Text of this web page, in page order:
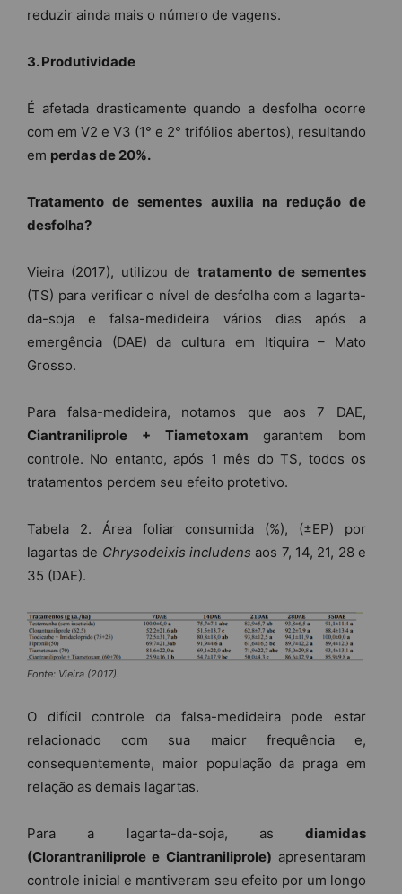
reduzir ainda mais o número de vagens.
3. Produtividade
É afetada drasticamente quando a desfolha ocorre
com em V2 e V3 (1° e 2° trifólios abertos), resultando
em perdas de 20%.
Tratamento de sementes auxilia na redução de
desfolha?
Vieira (2017), utilizou detratamento de sementes
(TS) para verificar o nível de desfolha com a lagarta-
da-soja e falsa-medideira vários dias após a
emergência (DAE) da cultura em Itiquira – Mato
Grosso.
Para falsa-medideira, notamos que aos 7 DAE,
Ciantraniliprole + Tiametoxam garantem bom
controle. No entanto, após 1 mês do TS, todos os
tratamentos perdem seu efeito protetivo.
Tabela 2. Área foliar consumida (%), (±EP) por
lagartas de Chrysodeixis includens aos 7, 14, 21, 28 e
35 (DAE).
Fonte: Vieira (2017).
O difícil controle da falsa-medideira pode estar
relacionado com sua maior frequência e,
consequentemente, maior população da praga em
relação as demais lagartas.
Para a lagarta-da-soja, as diamidas
(Clorantraniliprole e Ciantraniliprole) apresentaram
controle inicial e mantiveram seu efeito por um longo